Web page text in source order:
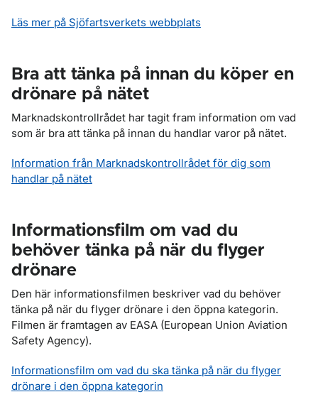
Läs mer på Sjöfartsverkets webbplats
Bra att tänka på innan du köper en
drönare på nätet
Marknadskontrollrådet har tagit fram information om vad
som är bra att tänka på innan du handlar varor på nätet.
Information från Marknadskontrollrådet för dig som
handlar på nätet
Informationsfilm om vad du
behöver tänka på när du flyger
drönare
Den här informationsfilmen beskriver vad du behöver
tänka på när du flyger drönare i den öppna kategorin.
Filmen är framtagen av EASA (European Union Aviation
Safety Agency).
Informationsfilm om vad du ska tänka på när du flyger
drönare i den öppna kategorin